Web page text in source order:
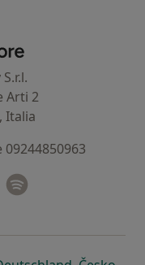
- Homepage
Arti 2
Italia
09244850963
nuova scheda
in una nuova scheda
Linkedin
si apre in una nuova